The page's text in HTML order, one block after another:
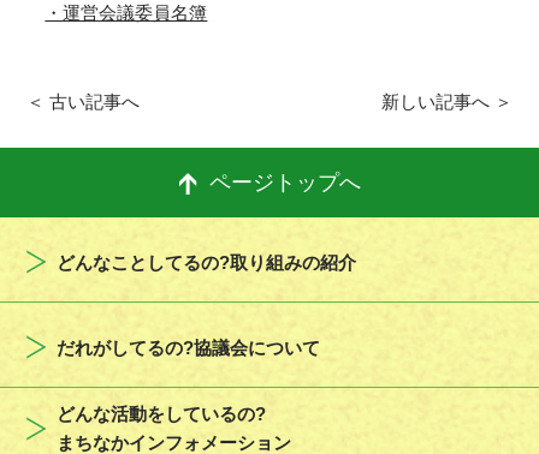
・運営会議委員名簿
＜ 古い記事へ 新しい記事へ ＞
ページトップへ
どんなことしてるの?取り組みの紹介
だれがしてるの?協議会について
どんな活動をしているの?
まちなかインフォメーション